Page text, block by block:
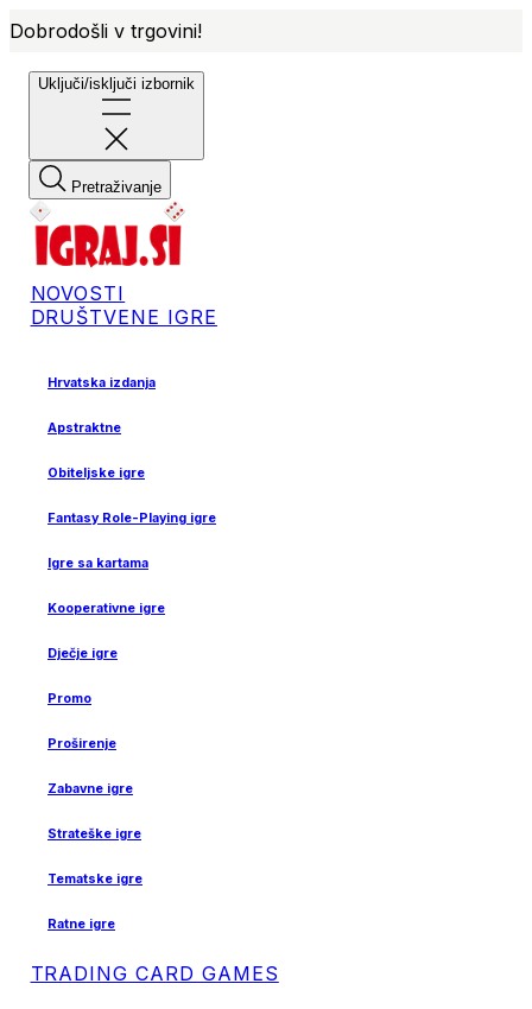
Dobrodošli v trgovini!
Uključi/isključi izbornik
Pretraživanje
NOVOSTI
DRUŠTVENE IGRE
Hrvatska izdanja
Apstraktne
Obiteljske igre
Fantasy Role-Playing igre
Igre sa kartama
Kooperativne igre
Dječje igre
Promo
Proširenje
Zabavne igre
Strateške igre
Tematske igre
Ratne igre
TRADING CARD GAMES